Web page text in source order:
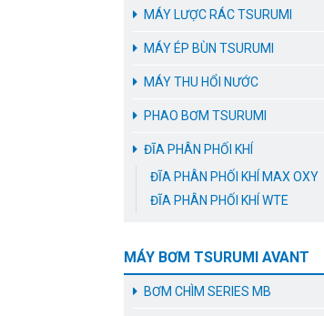
MÁY LƯỢC RÁC TSURUMI
MÁY ÉP BÙN TSURUMI
MÁY THU HỔI NƯỚC
PHAO BƠM TSURUMI
ĐĨA PHÂN PHỐI KHÍ
ĐĨA PHÂN PHỐI KHÍ MAX OXY
ĐĨA PHÂN PHỐI KHÍ WTE
MÁY BƠM TSURUMI AVANT
BƠM CHÌM SERIES MB